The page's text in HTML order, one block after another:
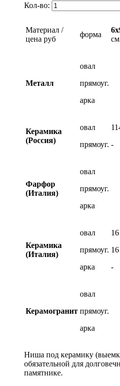
Кол-во:
Материал /
цена руб
форма
Металл
овал
прямоуг.
арка
Керамика
(Россия)
овал
прямоуг. -
Фарфор
(Италия)
овал
прямоуг.
арка
Керамика
(Италия)
овал
прямоуг.
арка
-
Керамогранит
овал
прямоуг.
арка
Ниша под керамику
обязательной для
памятнике.